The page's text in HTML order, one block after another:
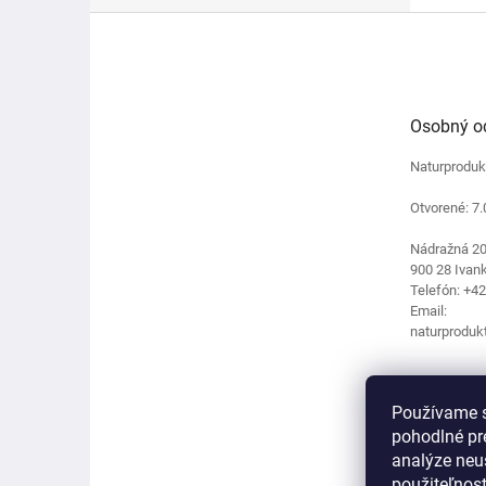
Používame
pohodlné
analýze
Osobný
Otvorené:
Nádražná 20
900 28
Telefón:
Email: